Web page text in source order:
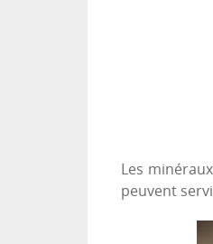
Les
peuvent